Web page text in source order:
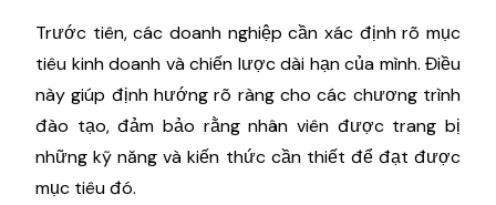
Trước tiên, các doanh nghiệp cần xác định rõ mục
tiêu kinh doanh và chiến lược dài hạn của mình. Điều
này giúp định hướng rõ ràng cho các chương trình
đào tạo, đảm bảo rằng nhân viên được trang bị
những kỹ năng và kiến thức cần thiết để đạt được
mục tiêu đó.